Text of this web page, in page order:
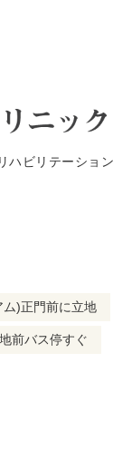
ハビリテーション
)正門前に立地
前バス停すぐ